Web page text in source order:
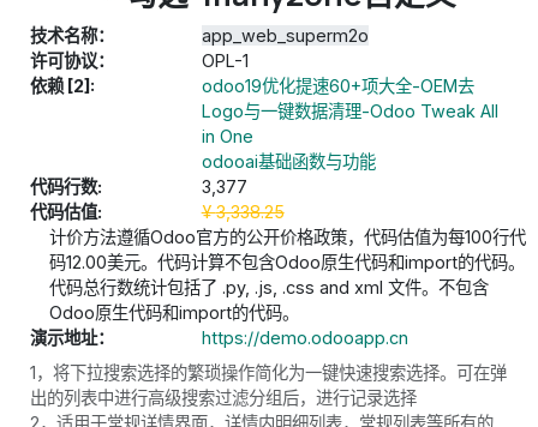
技术名称：
app_web_superm2o
许可协议：
OPL-1
依赖 [2]:
odoo19优化提速60+项大全-OEM去
Logo与一键数据清理-Odoo Tweak All
in One
odooai基础函数与功能
代码行数:
3,377
代码估值:
¥3,338.25
计价方法遵循Odoo官方的公开价格政策，代码估值为每100行代
码12.00美元。代码计算不包含Odoo原生代码和import的代码。
代码总行数统计包括了 .py, .js, .css and xml 文件。不包含
Odoo原生代码和import的代码。
演示地址：
https://demo.odooapp.cn
1，将下拉搜索选择的繁琐操作简化为一键快速搜索选择。可在弹
出的列表中进行高级搜索过滤分组后，进行记录选择